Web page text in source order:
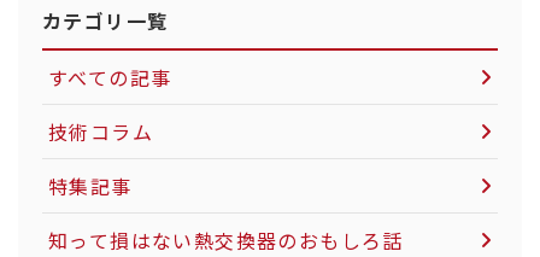
カテゴリ一覧
すべての記事
技術コラム
空気圧制御機器について
LNG市場について
特集記事
知って損はない熱交換器のおもしろ話